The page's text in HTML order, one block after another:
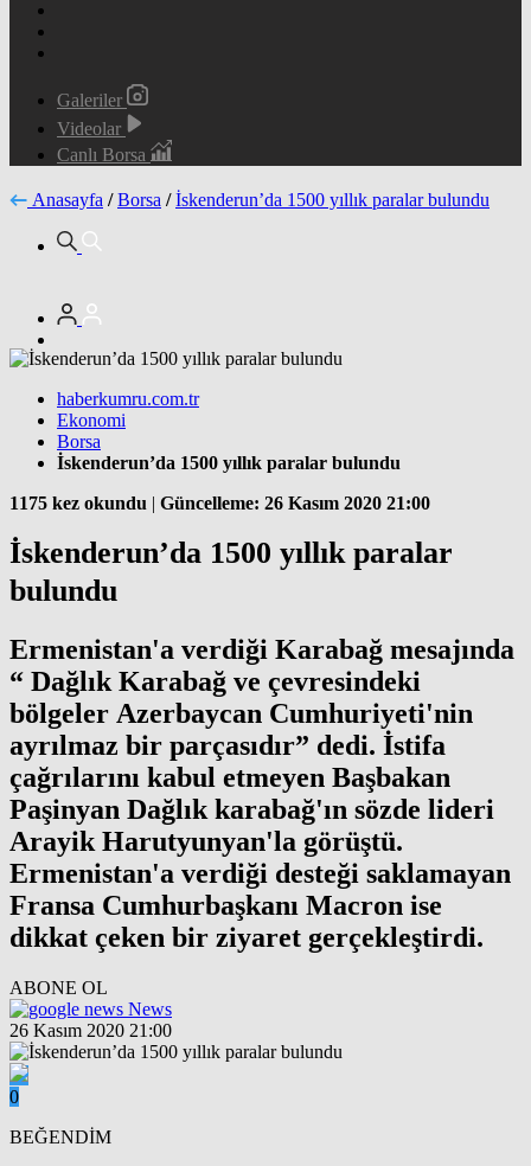
Galeriler
Videolar
Canlı Borsa
Anasayfa / Borsa / İskenderun’da 1500 yıllık paralar bulundu
haberkumru.com.tr
Ekonomi
Borsa
İskenderun’da 1500 yıllık paralar bulundu
1175 kez okundu | Güncelleme: 26 Kasım 2020 21:00
İskenderun’da 1500 yıllık paralar
bulundu
Ermenistan'a verdiği Karabağ mesajında
“ Dağlık Karabağ ve çevresindeki
bölgeler Azerbaycan Cumhuriyeti'nin
ayrılmaz bir parçasıdır” dedi. İstifa
çağrılarını kabul etmeyen Başbakan
Paşinyan Dağlık karabağ'ın sözde lideri
Arayik Harutyunyan'la görüştü.
Ermenistan'a verdiği desteği saklamayan
Fransa Cumhurbaşkanı Macron ise
dikkat çeken bir ziyaret gerçekleştirdi.
ABONE OL
News
26 Kasım 2020 21:00
0
BEĞENDİM